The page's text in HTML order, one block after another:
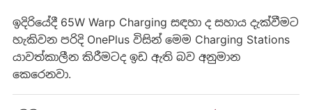
ඉදිරියේදී 65W Warp Charging සඳහා ද සහාය දැක්වීමට
හැකිවන පරිදි OnePlus විසින් මෙම Charging Stations
යාවත්කාලීන කිරීමටද ඉඩ ඇති බව අනුමාන
කෙරෙනවා.